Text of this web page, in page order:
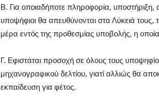
Β. Για οποιαδήποτε πληροφορία, υποστήριξη,
υποψήφιοι θα απευθύνονται στα Λύκειά τους,
μέρα εντός της προθεσμίας υποβολής, η
Γ. Εφιστάται προσοχή σε όλους τους
μηχανογραφικού δελτίου, γιατί αλλιώς θα
εκπαίδευση για φέτος.